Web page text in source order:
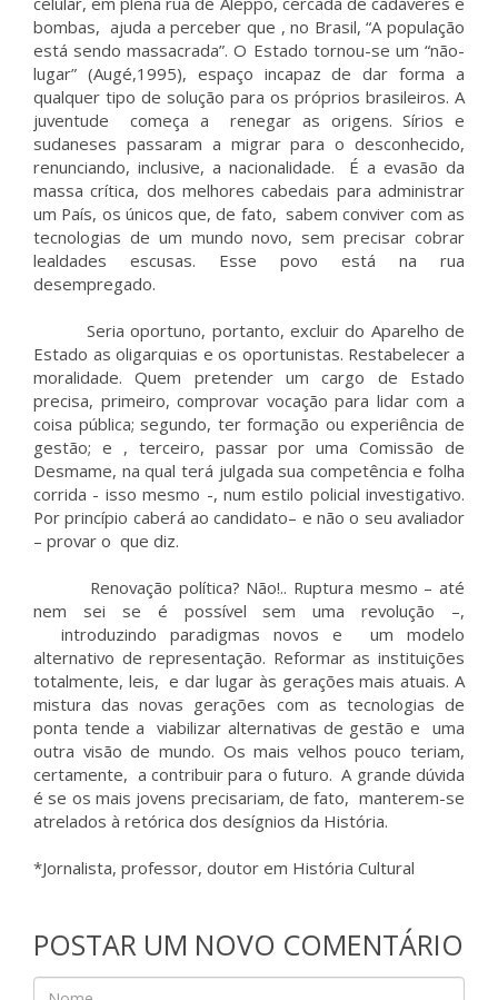
bombas, ajuda a perceber que , no Brasil, “A população
está sendo massacrada”. O Estado tornou-se um “não-
lugar” (Augé,1995), espaço incapaz de dar forma a
qualquer tipo de solução para os próprios brasileiros. A
juventude começa a renegar as origens. Sírios e
sudaneses passaram a migrar para o desconhecido,
renunciando, inclusive, a nacionalidade. É a evasão da
massa crítica, dos melhores cabedais para administrar
um País, os únicos que, de fato, sabem conviver com as
tecnologias de um mundo novo, sem precisar cobrar
lealdades escusas. Esse povo está na rua
desempregado.
Seria oportuno, portanto, excluir do Aparelho de
Estado as oligarquias e os oportunistas. Restabelecer a
moralidade. Quem pretender um cargo de Estado
precisa, primeiro, comprovar vocação para lidar com a
coisa pública; segundo, ter formação ou experiência de
gestão; e , terceiro, passar por uma Comissão de
Desmame, na qual terá julgada sua competência e folha
corrida - isso mesmo -, num estilo policial investigativo.
Por princípio caberá ao candidato– e não o seu avaliador
– provar o que diz.
Renovação política? Não!.. Ruptura mesmo – até
nem sei se é possível sem uma revolução –,
introduzindo paradigmas novos e um modelo
alternativo de representação. Reformar as instituições
totalmente, leis, e dar lugar às gerações mais atuais. A
mistura das novas gerações com as tecnologias de
ponta tende a viabilizar alternativas de gestão e uma
outra visão de mundo. Os mais velhos pouco teriam,
certamente, a contribuir para o futuro. A grande dúvida
é se os mais jovens precisariam, de fato, manterem-se
atrelados à retórica dos desígnios da História.
*Jornalista, professor, doutor em História Cultural
POSTAR UM NOVO COMENTÁRIO